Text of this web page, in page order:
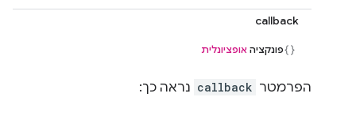
callback
פונקציה אופציונלית
הפרמטר callback נראה כך: